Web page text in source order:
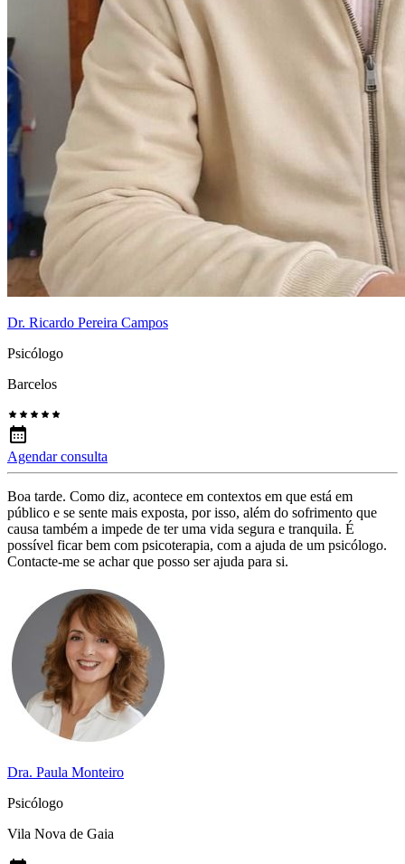
Dr. Ricardo Pereira Campos
Psicólogo
Barcelos
Agendar consulta
Boa tarde. Como diz, acontece em contextos em que está em
público e se sente mais exposta, por isso, além do sofrimento que
causa também a impede de ter uma vida segura e tranquila. É
possível ficar bem com psicoterapia, com a ajuda de um psicólogo.
Contacte-me se achar que posso ser ajuda para si.
Dra. Paula Monteiro
Psicólogo
Vila Nova de Gaia